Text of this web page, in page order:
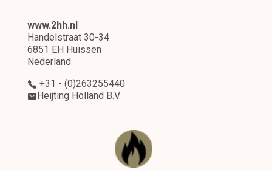
www.2hh.nl
Handelstraat 30-34
6851 EH Huissen
Nederland
+31 - (0)263255440
Heijting Holland B.V.